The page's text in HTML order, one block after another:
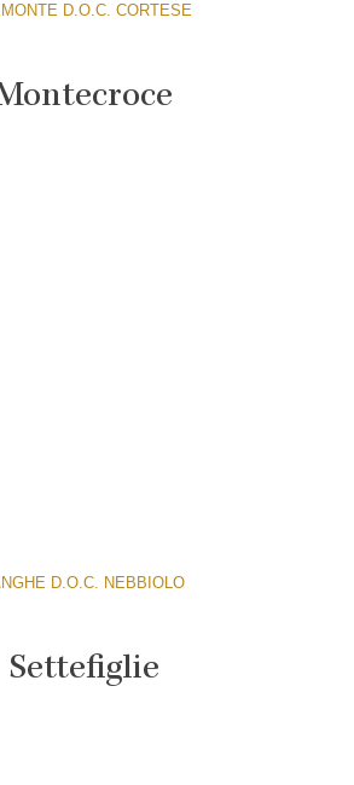
D.O.C. CORTESE
D.O.C. NEBBIOLO
Settefiglie